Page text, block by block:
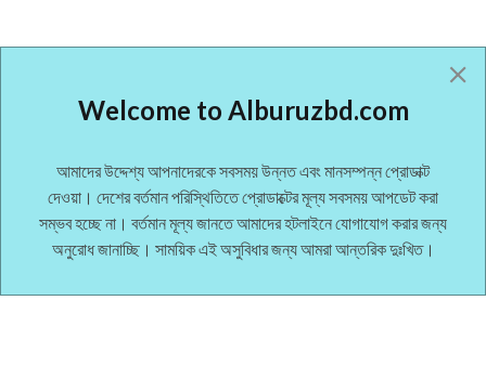
Welcome to Alburuzbd.com
আমাদের উদ্দেশ্য আপনাদেরকে সবসময় উন্নত এবং মানসম্পন্ন প্রোডাক্ট
দেওয়া। দেশের বর্তমান পরিস্থিতিতে প্রোডাক্টের মূল্য সবসময় আপডেট করা
সম্ভব হচ্ছে না। বর্তমান মূল্য জানতে আমাদের হটলাইনে যোগাযোগ করার জন্য
অনুরোধ জানাচ্ছি। সাময়িক এই অসুবিধার জন্য আমরা আন্তরিক দুঃখিত।